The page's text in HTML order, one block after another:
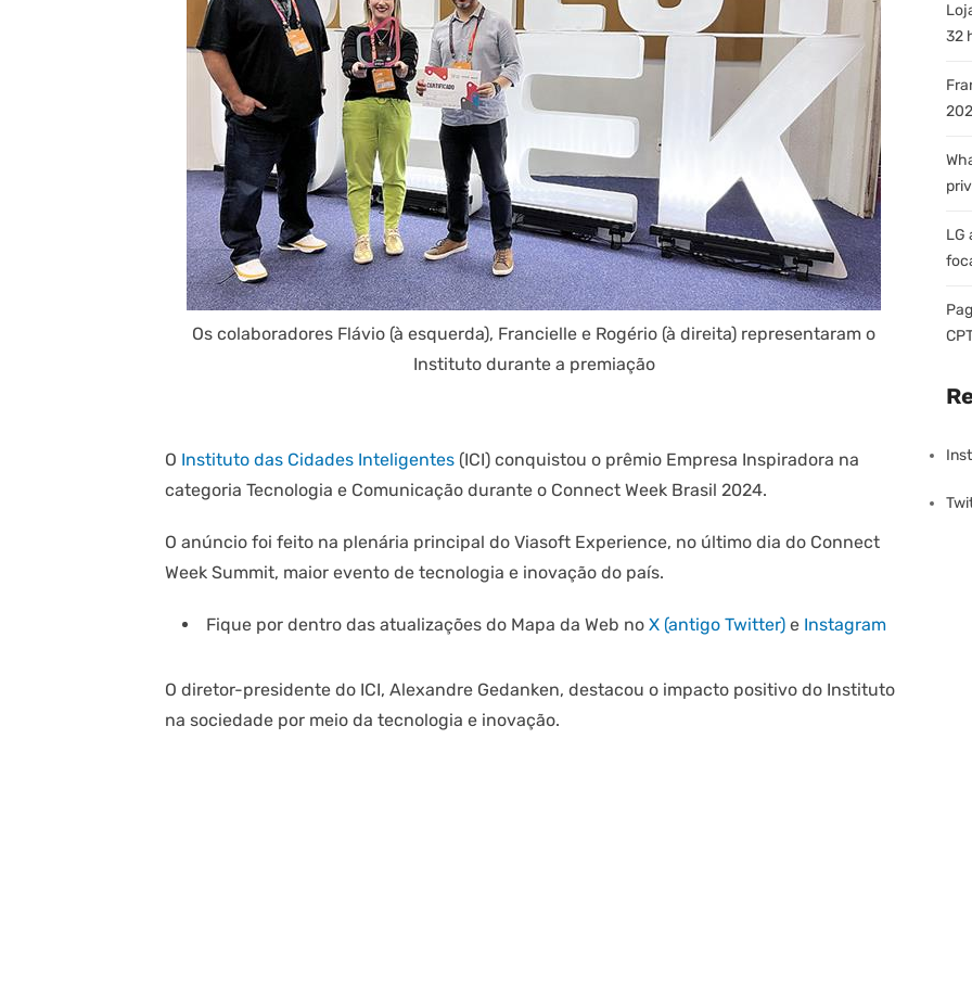
Os colaboradores Flávio (à esquerda), Francielle e Rogério (à direita) representaram o
Instituto durante a premiação
O Instituto das Cidades Inteligentes (ICI) conquistou o prêmio Empresa Inspiradora na
categoria Tecnologia e Comunicação durante o Connect Week Brasil 2024.
O anúncio foi feito na plenária principal do Viasoft Experience, no último dia do Connect
Week Summit, maior evento de tecnologia e inovação do país.
Fique por dentro das atualizações do Mapa da Web no X (antigo Twitter)e Instagram
O diretor-presidente do ICI, Alexandre Gedanken, destacou o impacto positivo do Instituto
na sociedade por meio da tecnologia e inovação.
32
LG